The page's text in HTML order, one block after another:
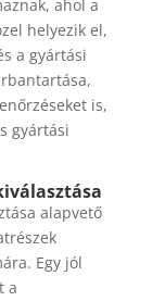
ahol a
helyezik el,
a gyártási
is,
gyártási
alapvető
Egy jól
a